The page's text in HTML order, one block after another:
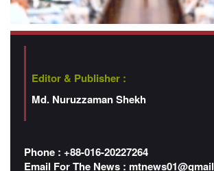
Editor & Publisher :
Md. Nuruzzaman Shekh
Phone : +88-016-20227264
Email For The News :